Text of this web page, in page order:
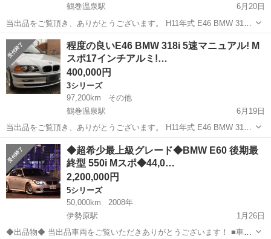
鶴巻温泉駅
6月20日
当出品をご覧頂き、ありがとうございます。 H11年式 E46 BMW 318i
5速マニュアル お譲り致します。 屋内保管しておりますので、夜間の
現車確認も可能です。 素晴らしいスポーツセダンを、是非、貴方...
神奈川 伊勢原市 鶴巻温泉駅
程度の良いE46 BMW 318i 5速マニュアル! M
スポ17インチアルミ!…
400,000円
3シリーズ
97,200km
その他
鶴巻温泉駅
6月19日
当出品をご覧頂き、ありがとうございます。 H11年式 E46 BMW 318i
5速マニュアル お譲り致します。 素晴らしいスポーツセダンを、是
非、貴方の愛車遍歴に！ 諸費用は、リサイクル:16980円のみ...
神奈川 伊勢原市 鶴巻温泉駅 3シリーズ
◆超希少最上級グレード◆BMW E60 後期最
終型 550i Mスポ◆44,0…
2,200,000円
5シリーズ
50,000km
2008年
伊勢原駅
1月26日
◆出品物◆ 当出品車両をご覧いただきありがとうございます！ ■車両